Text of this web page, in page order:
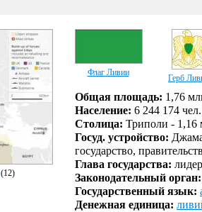
Флаг Ливии
Герб
Общая площадь: 1,76
Население: 6 244 174
Столица: Триполи - 1,16
Госуд. устройство:
государство,
Глава государства:
Законодательный орган:
Государственный язык:
Денежная единица: